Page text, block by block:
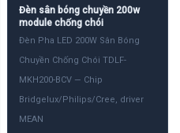
Đèn sân bóng chuyền 200w
module chống chói
Đèn Pha LED 200W Sân Bóng
Chuyền Chống Chói TDLF-
MKH200-BCV — Chip
Bridgelux/Philips/Cree, driver
MEAN